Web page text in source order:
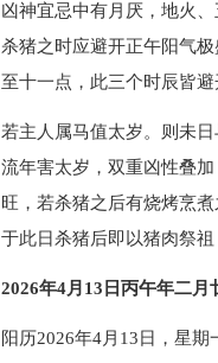
凶神宜忌中有月厌，地火
杀猪之时应避开正午阳气
至十一点，此三个时辰皆避
若主人属马值太岁。则未
流年害太岁，双重凶性叠
旺，若杀猪之后有烧烤烹
于此日杀猪后即以猪肉祭
2026年4月13日丙午年二
阳历2026年4月13日，星